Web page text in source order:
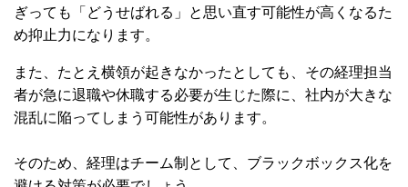
ぎっても「どうせばれる」と思い直す可能性が高くなるた
め抑止力になります。
また、たとえ横領が起きなかったとしても、その経理担当
者が急に退職や休職する必要が生じた際に、社内が大きな
混乱に陥ってしまう可能性があります。
そのため、経理はチーム制として、ブラックボックス化を